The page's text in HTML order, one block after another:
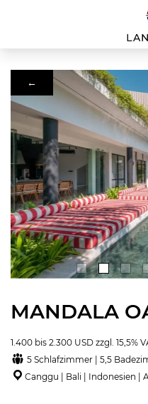
←
MANDALA
1.400 bis 2.300 USD zzgl. 15,5%
5 Schlafzimmer | 5,5
Canggu | Bali | Indonesien |